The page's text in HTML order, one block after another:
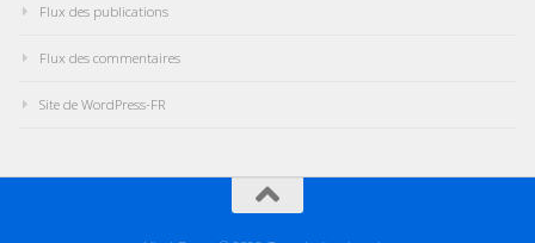
Flux des publications
Flux des commentaires
Site de WordPress-FR